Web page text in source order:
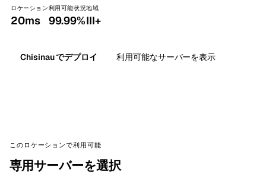
ロケーション
20ms
利用可能状況
99.99%
地域
III+
Chisinau でデプロイ 利用可能なサーバーを表示
このロケーションで利用可能
専用サーバーを選択